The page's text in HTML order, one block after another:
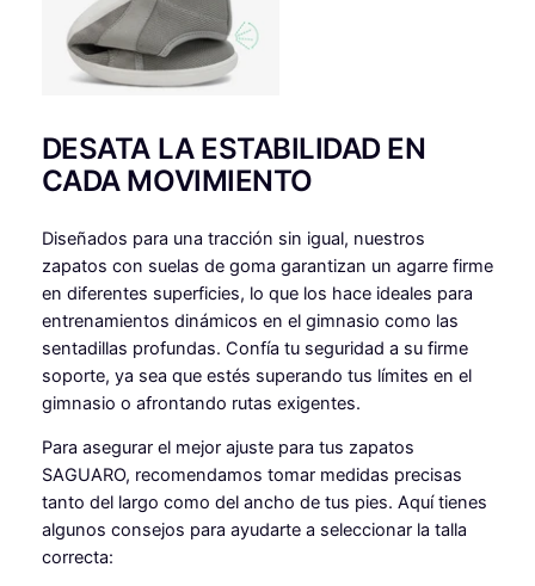
DESATA LA ESTABILIDAD EN
CADA MOVIMIENTO
Diseñados para una tracción sin igual, nuestros
zapatos con suelas de goma garantizan un agarre firme
en diferentes superficies, lo que los hace ideales para
entrenamientos dinámicos en el gimnasio como las
sentadillas profundas. Confía tu seguridad a su firme
soporte, ya sea que estés superando tus límites en el
gimnasio o afrontando rutas exigentes.
Para asegurar el mejor ajuste para tus zapatos
SAGUARO, recomendamos tomar medidas precisas
tanto del largo como del ancho de tus pies. Aquí tienes
algunos consejos para ayudarte a seleccionar la talla
correcta: